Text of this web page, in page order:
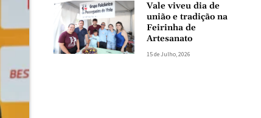
Vale viveu dia de
união e tradição na
Feirinha de
Artesanato
15 de Julho, 2026